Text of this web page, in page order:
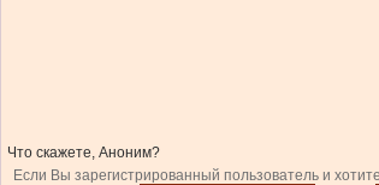
Что скажете, Аноним?
Если Вы зарегистрированный пользователь и